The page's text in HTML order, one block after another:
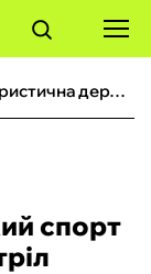
«росія – терористична держава»: як український спорт реагує на ракетний обстріл України
спорт